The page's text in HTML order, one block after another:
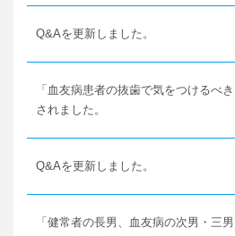
Q&Aを更新しました。
「血友病患者の抜歯で気をつけるべ
されました。
Q&Aを更新しました。
「健常者の長男、血友病の次男・三